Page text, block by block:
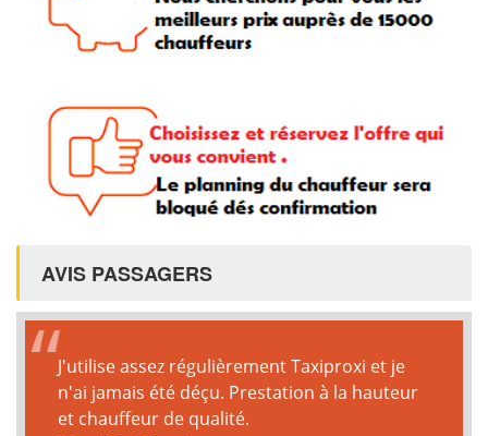
AVIS PASSAGERS